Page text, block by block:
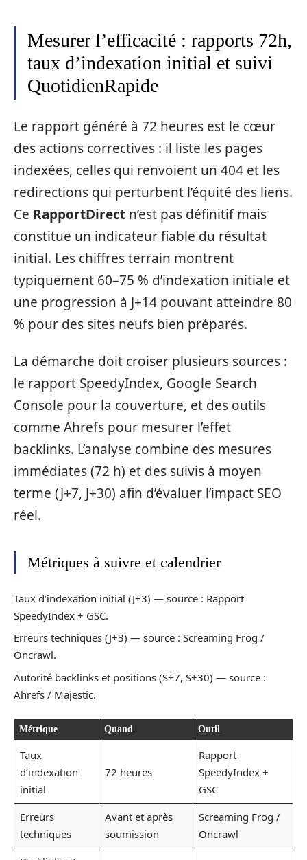
Mesurer l’efficacité : rapports 72h,
taux d’indexation initial et suivi
QuotidienRapide
Le rapport généré à 72 heures est le cœur
des actions correctives : il liste les pages
indexées, celles qui renvoient un 404 et les
redirections qui perturbent l’équité des liens.
Ce RapportDirect n’est pas définitif mais
constitue un indicateur fiable du résultat
initial. Les chiffres terrain montrent
typiquement 60–75 % d’indexation initiale et
une progression à J+14 pouvant atteindre 80
% pour des sites neufs bien préparés.
La démarche doit croiser plusieurs sources :
le rapport SpeedyIndex, Google Search
Console pour la couverture, et des outils
comme Ahrefs pour mesurer l’effet
backlinks. L’analyse combine des mesures
immédiates (72 h) et des suivis à moyen
terme (J+7, J+30) afin d’évaluer l’impact SEO
réel.
Métriques à suivre et calendrier
Taux d’indexation initial (J+3) — source : Rapport
SpeedyIndex + GSC.
Erreurs techniques (J+3) — source : Screaming Frog /
Oncrawl.
Autorité backlinks et positions (S+7, S+30) — source :
Ahrefs / Majestic.
Métrique Quand Outil
Taux
d’indexation
initial
72 heures
Rapport
SpeedyIndex +
GSC
Erreurs
techniques
Avant et après
soumission
Screaming Frog /
Oncrawl